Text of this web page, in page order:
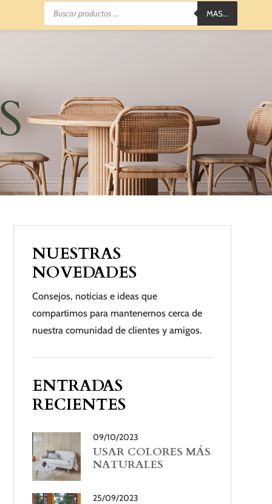
Búsqueda
productos
MAS...
NUESTRAS
NOVEDADES
Consejos, noticias e ideas que
compartimos para mantenernos cerca de
nuestra comunidad de clientes y amigos.
ENTRADAS
RECIENTES
09/10/2023
USAR COLORES MÁS
NATURALES
25/09/2023